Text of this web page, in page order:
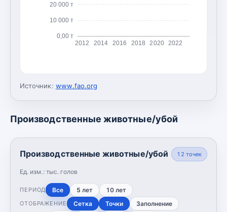
0,00 т
10 000 т
20 000 т
2012 2014 2016 2018 2020 2022
Источник: www.fao.org
Производственные животные/убой
Производственные животные/убой
Ед. изм.: тыс. голов
12 точек
ПЕРИОД Все 5 лет 10 лет
ОТОБРАЖЕНИЕ Сетка Точки Заполнение